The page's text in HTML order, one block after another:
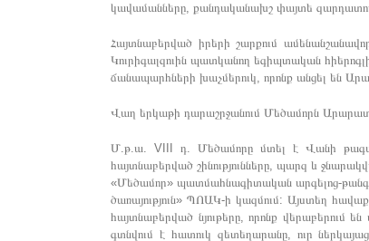
կավամանները, քանդականախշ փայտե
Հայտնաբերված իրերի շարքում
Կուրիգալզուին պատկանող եգիպտական
ճանապարհների խաչմերուկ, որոնք անցել են
Վաղ երկաթի դարաշրջանում Մեծամորն
Մ.թ.ա. VIII դ. Մեծամորը մտել է Վանի
հայտնաբերված շինությունները, պարզ և
«Մեծամոր» պատմահնագիտական արգելոց-
ծառայություն» ՊՈԱԿ-ի կազմում: Այստեղ
հայտնաբերված նյութերը, որոնք վերաբերում
գտնվում է հատուկ զետեղարանը, ուր